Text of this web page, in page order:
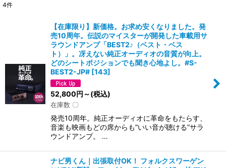
絞り込む
4件
【在庫限り】新価格。お求め安くなりました。発
売10周年。伝説のマイスターが開発した車載用サ
ラウンドアンプ「BEST2♪（ベスト・ベス
ト）」。冴えない純正オーディオの音質が向上。
どのシートポジションでも聞き心地よし。#S-
BEST2-JP# [143]
52,800円 ～(税込)
在庫数 〇
発売10周年。純正オーディオに革命をもたらす、
音楽も映画もどの席からも”いい音が聴ける”サラ
ウンドアンプ。 …
ナビ男くん｜出張取付OK！ フォルクスワーゲン